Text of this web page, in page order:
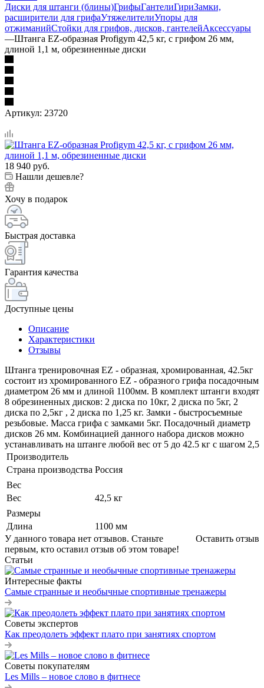
Диски для штанги (блины)ГрифыГантелиГириЗамки,
расширители для грифаУтяжелителиУпоры для
отжиманийСтойки для грифов, дисков, гантелейАксессуары
—Штанга EZ-образная Profigym 42,5 кг, с грифом 26 мм,
длиной 1,1 м, обрезиненные диски
Артикул: 23720
18 940 руб.
Нашли дешевле?
Хочу в подарок
Быстрая доставка
Гарантия качества
Доступные цены
Описание
Характеристики
Отзывы
Штанга тренировочная EZ - образная, хромированная, 42.5кг
состоит из хромированного EZ - образного грифа посадочным
диаметром 26 мм и длиной 1100мм. В комплект штанги входят
8 обрезиненных дисков: 2 диска по 10кг, 2 диска по 5кг, 2
диска по 2,5кг , 2 диска по 1,25 кг. Замки - быстросъемные
резьбовые. Масса грифа с замками 5кг. Посадочный диаметр
дисков 26 мм. Комбинацией данного набора дисков можно
устанавливать на штанге любой вес от 5 до 42.5 кг с шагом 2,5
Производитель
Страна производства Россия
Вес
Вес
42,5 кг
Размеры
Длина
1100 мм
Оставить отзыв
У данного товара нет отзывов. Станьте
первым, кто оставил отзыв об этом товаре!
Статьи
Интересные факты
Самые странные и необычные спортивные тренажеры
Советы экспертов
Как преодолеть эффект плато при занятиях спортом
Советы покупателям
Les Mills – новое слово в фитнесе